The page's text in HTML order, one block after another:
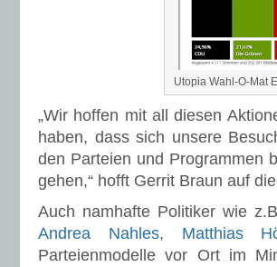
Utopia Wahl-O-Mat
„Wir hoffen mit all diesen
haben, dass sich unsere
den Parteien und Programmen
gehen,“ hofft Gerrit Braun auf
Auch namhafte Politiker wie
Andrea Nahles, Matthias
Parteienmodelle vor Ort im